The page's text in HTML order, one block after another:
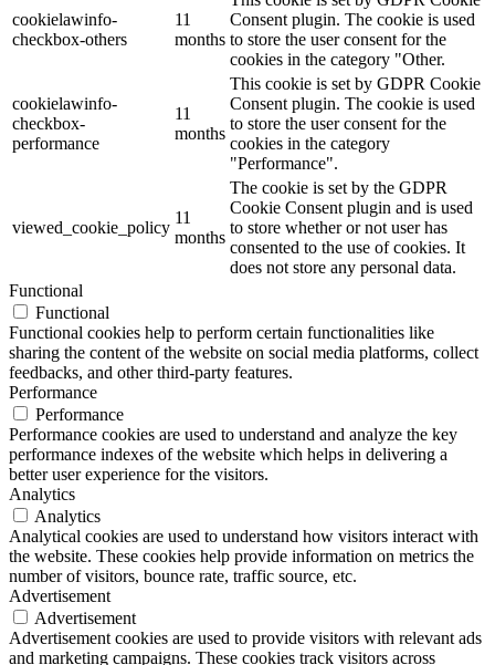
cookielawinfo-
checkbox-others
11
months
Consent plugin. The cookie is used
to store the user consent for the
cookies in the category "Other.
cookielawinfo-
checkbox-
performance
11
months
This cookie is set by GDPR Cookie
Consent plugin. The cookie is used
to store the user consent for the
cookies in the category
"Performance".
viewed_cookie_policy
11
months
The cookie is set by the GDPR
Cookie Consent plugin and is used
to store whether or not user has
consented to the use of cookies. It
does not store any personal data.
Functional
Functional
Functional cookies help to perform certain functionalities like
sharing the content of the website on social media platforms, collect
feedbacks, and other third-party features.
Performance
Performance
Performance cookies are used to understand and analyze the key
performance indexes of the website which helps in delivering a
better user experience for the visitors.
Analytics
Analytics
Analytical cookies are used to understand how visitors interact with
the website. These cookies help provide information on metrics the
number of visitors, bounce rate, traffic source, etc.
Advertisement
Advertisement
Advertisement cookies are used to provide visitors with relevant ads
and marketing campaigns. These cookies track visitors across